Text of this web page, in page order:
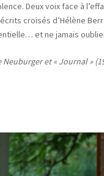
Deux voix face à
croisés d’Hélène
et ne jamais
Neuburger et « Journal »